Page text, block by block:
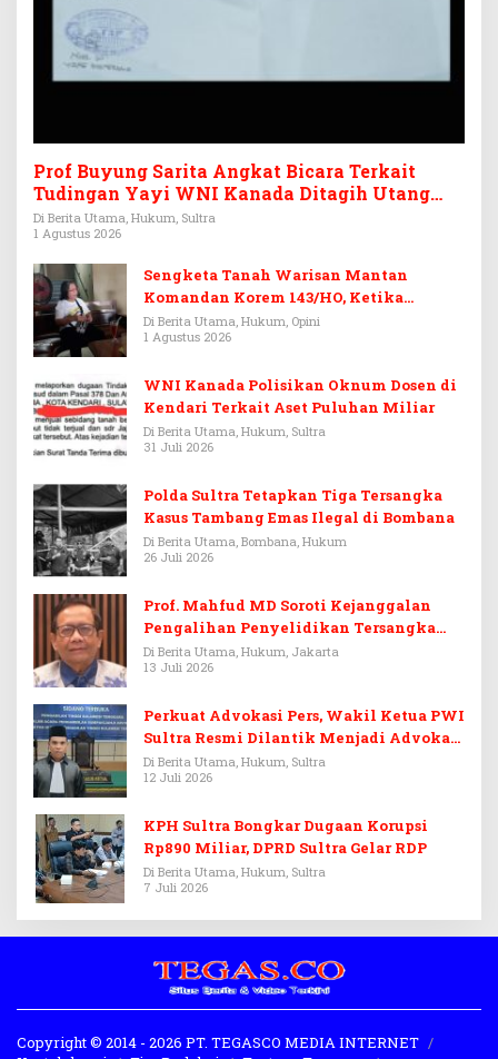
Prof Buyung Sarita Angkat Bicara Terkait
Tudingan Yayi WNI Kanada Ditagih Utang
Rp3,6 Miliar
Di Berita Utama, Hukum, Sultra
1 Agustus 2026
Sengketa Tanah Warisan Mantan
Komandan Korem 143/HO, Ketika
Warisan Menjadi Arena Pemerasan
Di Berita Utama, Hukum, Opini
1 Agustus 2026
WNI Kanada Polisikan Oknum Dosen di
Kendari Terkait Aset Puluhan Miliar
Di Berita Utama, Hukum, Sultra
31 Juli 2026
Polda Sultra Tetapkan Tiga Tersangka
Kasus Tambang Emas Ilegal di Bombana
Di Berita Utama, Bombana, Hukum
26 Juli 2026
Prof. Mahfud MD Soroti Kejanggalan
Pengalihan Penyelidikan Tersangka
Febrie Adriansyah
Di Berita Utama, Hukum, Jakarta
13 Juli 2026
Perkuat Advokasi Pers, Wakil Ketua PWI
Sultra Resmi Dilantik Menjadi Advokat
PERADI
Di Berita Utama, Hukum, Sultra
12 Juli 2026
KPH Sultra Bongkar Dugaan Korupsi
Rp890 Miliar, DPRD Sultra Gelar RDP
Di Berita Utama, Hukum, Sultra
7 Juli 2026
Copyright © 2014 - 2026 PT. TEGASCO MEDIA INTERNET